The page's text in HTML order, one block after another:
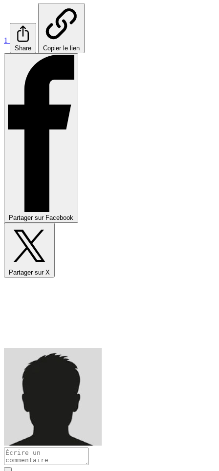
1
Share Copier le lien
Partager sur Facebook
Partager sur X